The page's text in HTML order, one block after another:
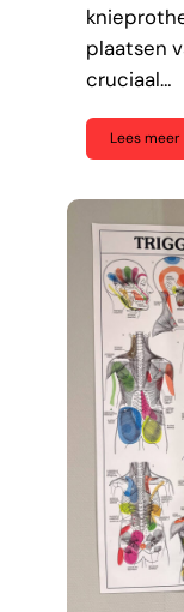
plaatsen
cruciaal…
Lees meer